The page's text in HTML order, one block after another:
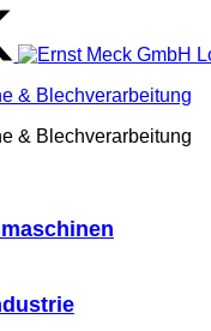
& Blechverarbeitung
& Blechverarbeitung